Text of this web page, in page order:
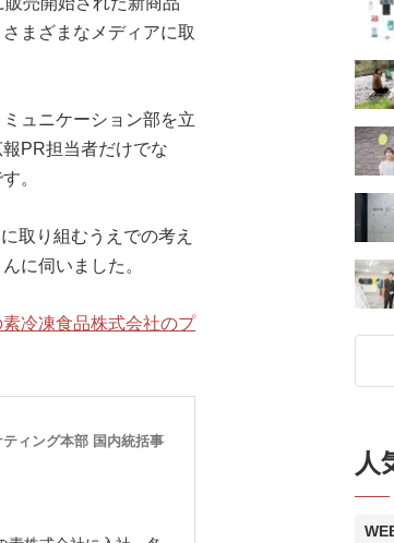
まざまなメディアに取
ュニケーション部を立
PR担当者だけでな
。
取り組むうえでの考え
に伺いました。
素冷凍食品株式会社のプ
ィング本部 国内統括事
人